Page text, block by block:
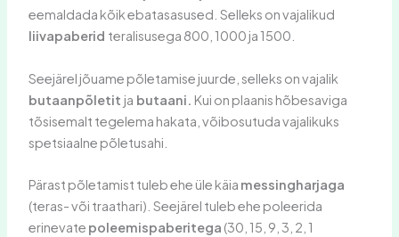
eemaldada kõik ebatasasused. Selleks on vajalikud
liivapaberid teralisusega 800, 1000 ja 1500.
Seejärel jõuame põletamise juurde, selleks on vajalik
butaanpõletit ja butaani. Kui on plaanis hõbesaviga
tõsisemalt tegelema hakata, võibosutuda vajalikuks
spetsiaalne põletusahi.
Pärast põletamist tuleb ehe üle käia messingharjaga
(teras- või traathari). Seejärel tuleb ehe poleerida
erinevate poleemispaberitega (30, 15, 9, 3, 2, 1